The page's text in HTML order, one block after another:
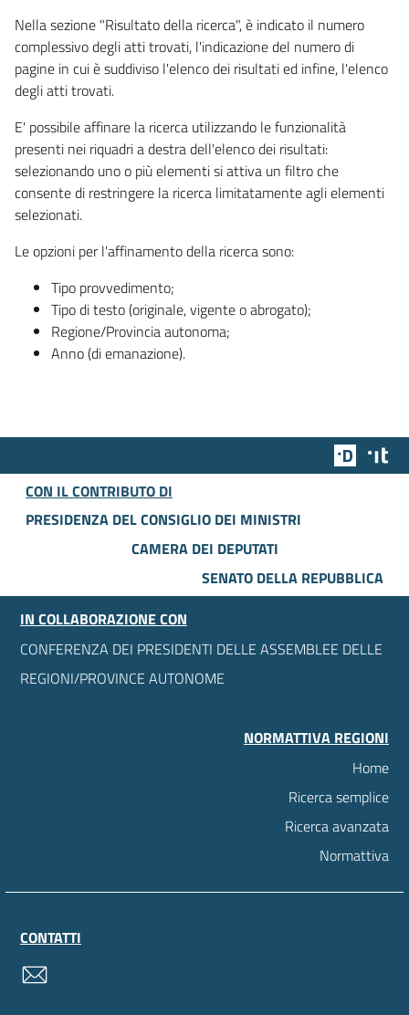
Nella sezione "Risultato della ricerca", è indicato il numero
complessivo degli atti trovati, l'indicazione del numero di
pagine in cui è suddiviso l'elenco dei risultati ed infine, l'elenco
degli atti trovati.
E' possibile affinare la ricerca utilizzando le funzionalità
presenti nei riquadri a destra dell'elenco dei risultati:
selezionando uno o più elementi si attiva un filtro che
consente di restringere la ricerca limitatamente agli elementi
selezionati.
Le opzioni per l'affinamento della ricerca sono:
Tipo provvedimento;
Tipo di testo (originale, vigente o abrogato);
Regione/Provincia autonoma;
Anno (di emanazione).
Team
CON IL CONTRIBUTO DI
PRESIDENZA DEL CONSIGLIO DEI MINISTRI
CAMERA DEI DEPUTATI
SENATO DELLA REPUBBLICA
IN COLLABORAZIONE CON
CONFERENZA DEI PRESIDENTI DELLE ASSEMBLEE DELLE
REGIONI/PROVINCE AUTONOME
NORMATTIVA REGIONI
Home
Ricerca semplice
Ricerca avanzata
Normattiva
CONTATTI